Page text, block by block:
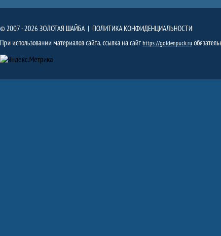
© 2007 - 2026 ЗОЛОТАЯ ШАЙБА | ПОЛИТИКА КОНФИДЕНЦИАЛЬНОСТИ
При использовании материалов сайта, ссылка на сайтhttps://goldenpuck.ru